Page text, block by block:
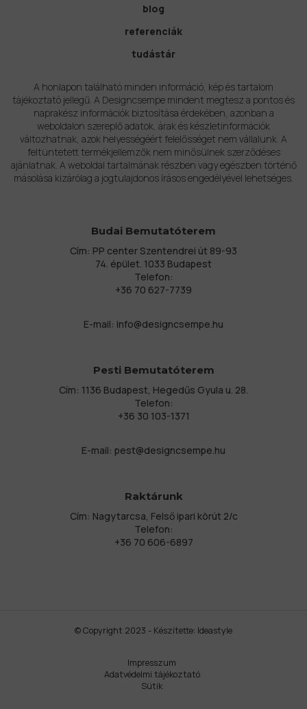
blog
referenciák
tudástár
A honlapon található minden információ, kép és tartalom
tájékoztató jellegű. A Designcsempe mindent megtesz a pontos és
naprakész információk biztosítása érdekében, azonban a
weboldalon szereplő adatok, árak és készletinformációk
változhatnak, azok helyességéért felelősséget nem vállalunk. A
feltüntetett termékjellemzők nem minősülnek szerződéses
ajánlatnak. A weboldal tartalmának részben vagy egészben történő
másolása kizárólag a jogtulajdonos írásos engedélyével lehetséges.
Budai Bemutatóterem
Cím: PP center Szentendrei út 89-93
74. épület. 1033 Budapest
Telefon:
+36 70 627-7739
E-mail: info@designcsempe.hu
Pesti Bemutatóterem
Cím: 1136 Budapest, Hegedűs Gyula u. 28.
Telefon:
+36 30 103-1371
E-mail: pest@designcsempe.hu
Raktárunk
Cím: Nagytarcsa, Felső ipari körút 2/c
Telefon:
+36 70 606-6897
© Copyright 2023 - Készítette: Ideastyle
Impresszum
Adatvédelmi tájékoztató
Sütik